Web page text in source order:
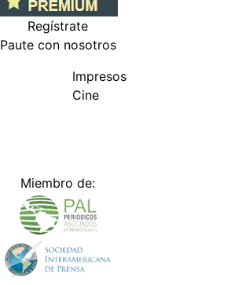
Regístrate
Paute con nosotros
Impresos
Cine
Miembro de: